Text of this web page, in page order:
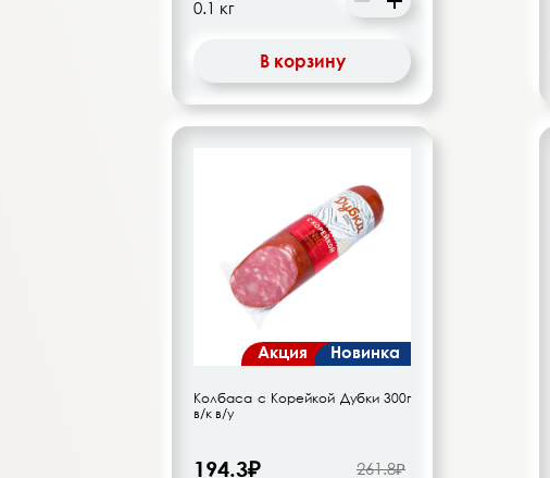
В корзину
Акция Новинка
Колбаса с Корейкой Дубки 300г
в/к в/у
194.3₽ 261.8₽